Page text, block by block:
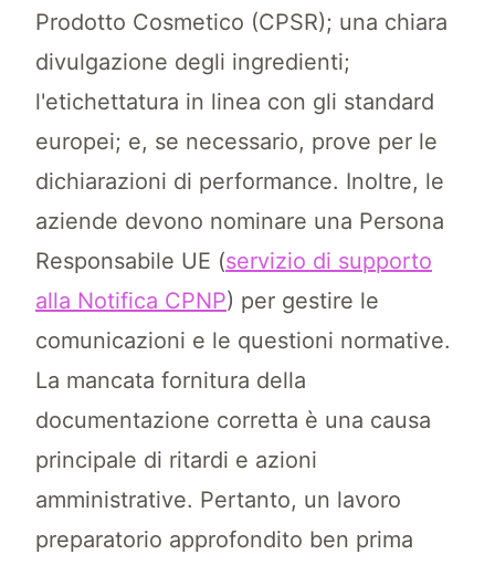
Prodotto Cosmetico (CPSR); una chiara
divulgazione degli ingredienti;
l'etichettatura in linea con gli standard
europei; e, se necessario, prove per le
dichiarazioni di performance. Inoltre, le
aziende devono nominare una Persona
Responsabile UE (servizio di supporto
alla Notifica CPNP) per gestire le
comunicazioni e le questioni normative.
La mancata fornitura della
documentazione corretta è una causa
principale di ritardi e azioni
amministrative. Pertanto, un lavoro
preparatorio approfondito ben prima